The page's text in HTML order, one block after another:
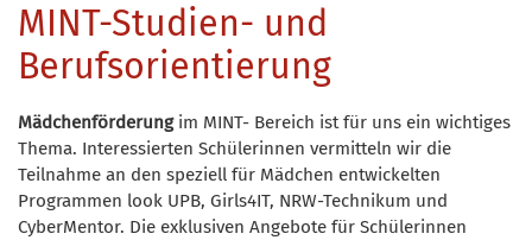
MINT-Studien- und
Berufsorientierung
Mädchenförderungim MINT- Bereich ist für uns ein wichtiges
Thema. Interessierten Schülerinnen vermitteln wir die
Teilnahme an den speziell für Mädchen entwickelten
Programmen look UPB, Girls4IT, NRW-Technikum und
CyberMentor. Die exklusiven Angebote für Schülerinnen